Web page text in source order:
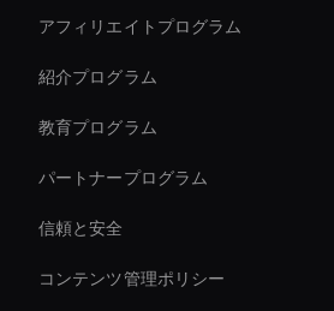
アフィリエイトプログラム
紹介プログラム
教育プログラム
パートナープログラム
信頼と安全
コンテンツ管理ポリシー